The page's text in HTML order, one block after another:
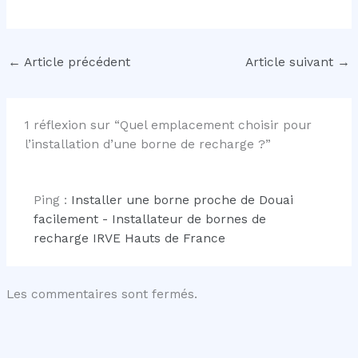
← Article précédent Article suivant →
1 réflexion sur “Quel emplacement choisir pour
l’installation d’une borne de recharge ?”
Ping : Installer une borne proche de Douai
facilement - Installateur de bornes de
recharge IRVE Hauts de France
Les commentaires sont fermés.